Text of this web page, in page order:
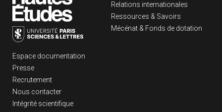
Relations internationales
Ressources & Savoirs
Mécénat & Fonds de dotation
Liens footer
Espace documentation
Presse
Recrutement
Nous contacter
Intégrité scientifique